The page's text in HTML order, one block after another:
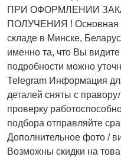
ПРИ ОФОРМЛЕНИИ
ПОЛУЧЕНИЯ ! Основная
складе в Минске,
имeнно та, что Bы
подробности можно
Теlеgrаm Информация
деталей сняты с
проверку
подбора отправляйте
Дополнительное фото /
Возможны скидки на